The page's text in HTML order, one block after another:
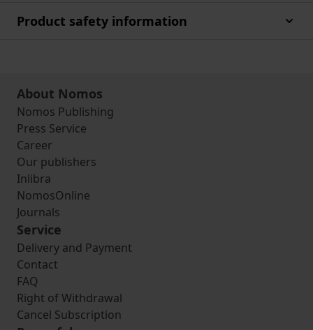
Product safety information
About Nomos
Nomos Publishing
Press Service
Career
Our publishers
Inlibra
NomosOnline
Journals
Service
Delivery and Payment
Contact
FAQ
Right of Withdrawal
Cancel Subscription